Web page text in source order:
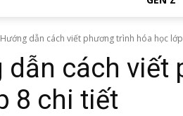
Hướng dẫn cách viết phương trình hóa học
dẫn cách viết
8 chi tiết